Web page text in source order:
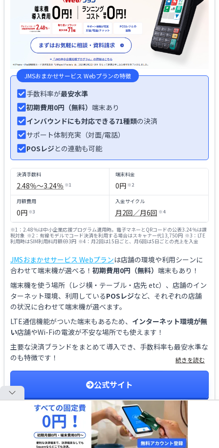
JMSおまかせサービス Webプランの特徴
手数料率が最安水準
初期費用0円（無料） 端末あり
インバウンドにも対応できる71種類の決済
サポート体制充実（対面/電話）
POSレジとの連動も可能
決済手数料
2.48％〜3.24％ ※1
端末料金
0円 ※2
月額費用
0円 ※3
入金サイクル
月2回／月6回 ※4
※1 ： 2.48％は中小企業応援プログラム適用時。電子マネーとQRコードの公表3.24％は課
税対象 ※2 ： 有線モデルでコード決済を利用する場合はスキャナー代13,750円 ※3 ： LTE
利用時はSIM利用料月額693円 ※4 ： 月2回は15日ごと、月6回は5日ごとの売上を入金
JMSおまかせサービス Webプランは店舗の環境や利用シーンに
合わせて端末機が選べる！ 初期費用0円（無料） 端末もあり！
端末機を使う場所（レジ横・テーブル・店先 etc）、店舗のイン
ターネット環境、利用しているPOSレジなど、それぞれの店舗
の状況に合わせて端末機が選べます。
LTE通信機能がついた端末もあるため、 インターネット環境が無
い店舗やWi-Fiの電波が不安な場所でも使えます！
主要な決済ブランドをまとめて導入でき、手数料率も最安水準な
のも特徴です！
続きを読む
公式サイト
比較
STORES 決済を比較する